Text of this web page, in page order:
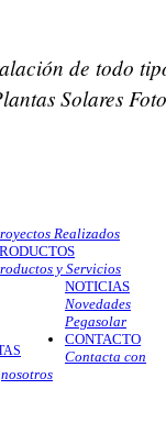
de todo
Solares
Realizados
y Servicios
NOTICIAS
Novedades
Pegasolar
CONTACTO
Contacta con
nosotros